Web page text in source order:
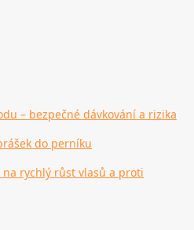
– bezpečné dávkování a rizika
do perníku
rychlý růst vlasů a proti